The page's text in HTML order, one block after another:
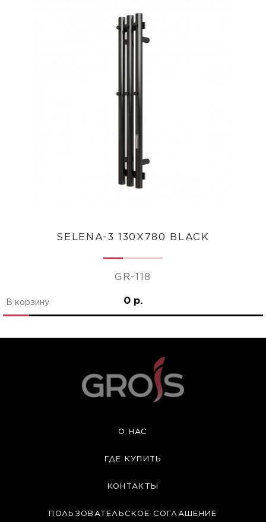
SELENA-3 130X780 BLACK
GR-118
0 р.
В корзину
О НАС
ГДЕ КУПИТЬ
КОНТАКТЫ
ПОЛЬЗОВАТЕЛЬСКОЕ СОГЛАШЕНИЕ